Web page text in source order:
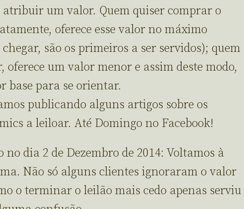
atribuir um valor. Quem quiser comprar o
oferece esse valor no máximo
são os primeiros a ser servidos); quem
oferece um valor menor e assim deste modo,
base para se orientar.
publicando alguns artigos sobre os
a leiloar. Até Domingo no Facebook!
no dia 2 de Dezembro de 2014: Voltamos à
Não só alguns clientes ignoraram o valor
o terminar o leilão mais cedo apenas serviu